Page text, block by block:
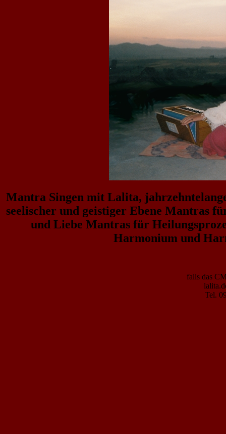
Mantra Singen mit Lalita,
seelischer und geistiger Ebene Mantras
und Liebe Mantras für
Harmonium und
falls das
Tel.